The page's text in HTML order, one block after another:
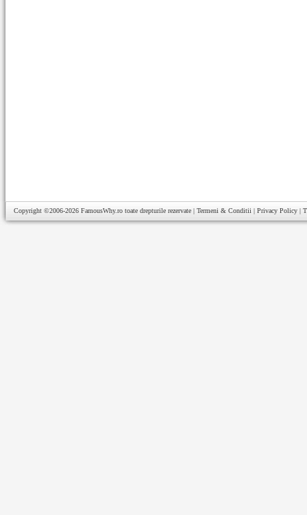
Copyright ©2006-2026 FamousWhy.ro toate drepturile rezervate | Termeni & Conditii | Privacy Policy |